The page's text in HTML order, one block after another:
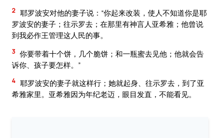
2 耶罗波安对他的妻子说：“你起来改装，使人不知道你是耶
罗波安的妻子；往示罗去；在那里有神言人亚希雅；他曾说
到我必作王管理这人民的事。
3 你要带着十个饼，几个脆饼；和一瓶蜜去见他；他就会告
诉你、孩子要怎样。”
4 耶罗波安的妻子就这样行；她就起身、往示罗去，到了亚
希雅家里。亚希雅因为年纪老迈，眼目发直，不能看见。